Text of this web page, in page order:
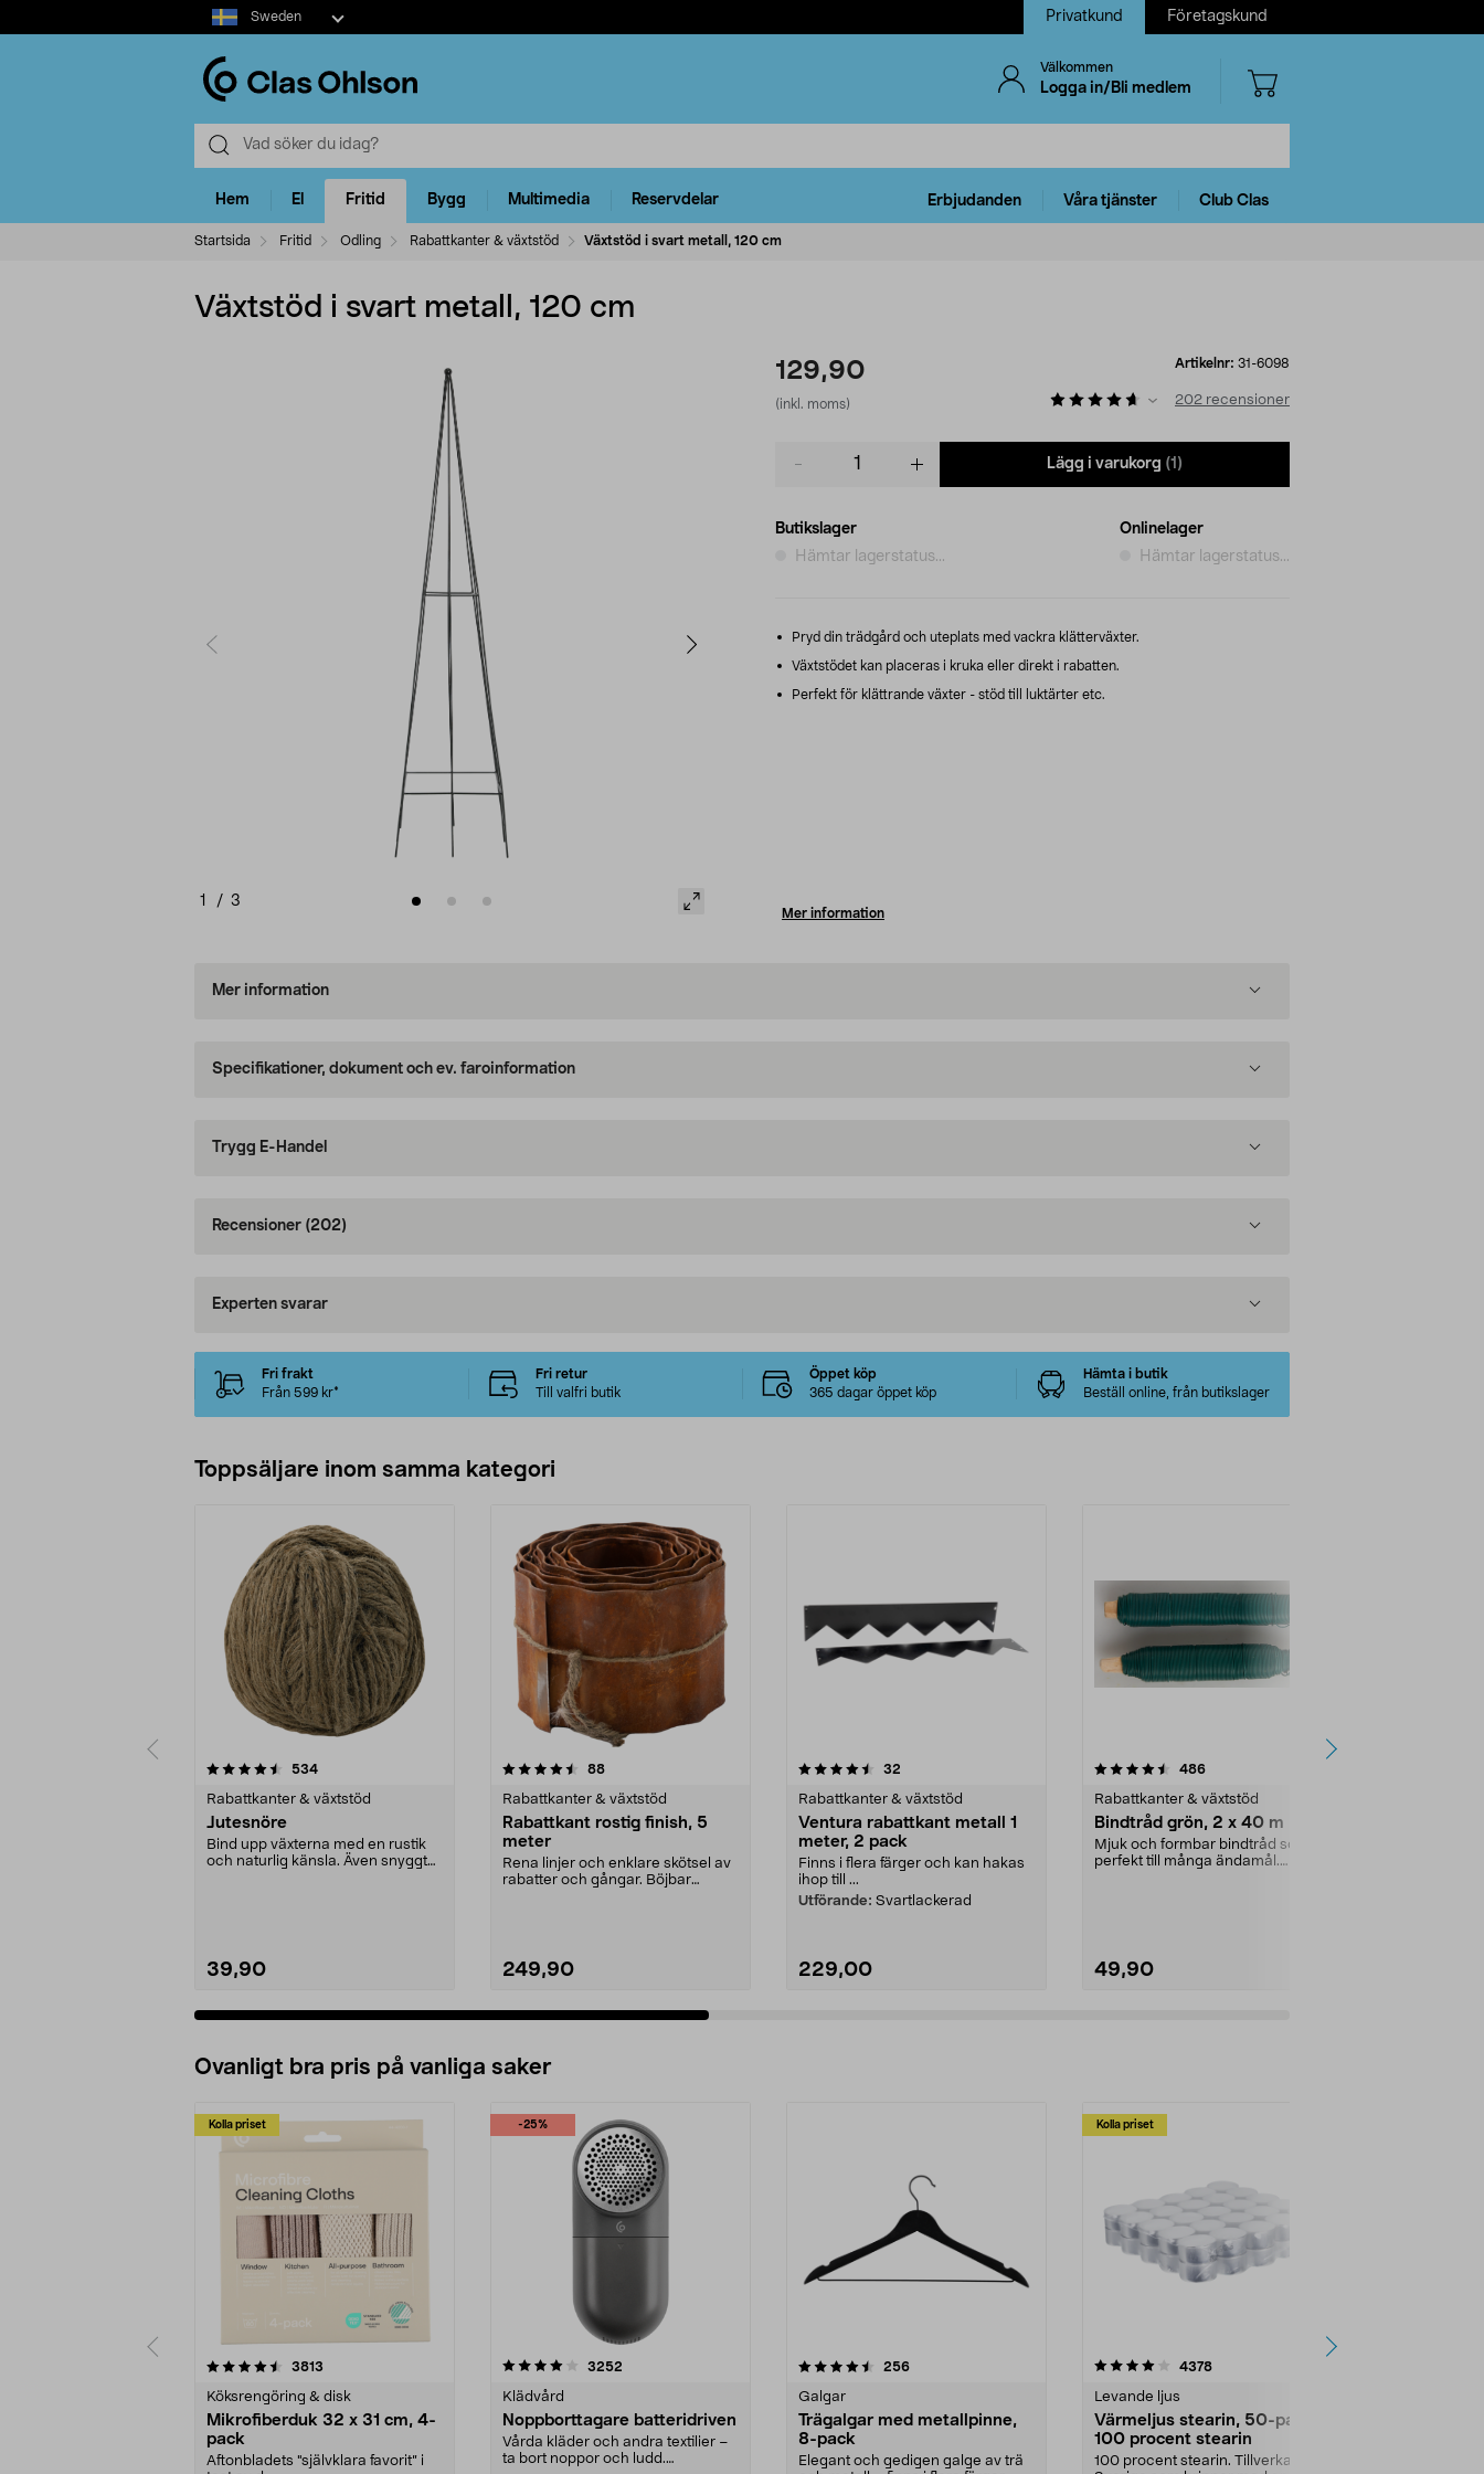
Select
market
Sweden Privatkund Företagskund
Välkommen
Logga in/Bli medlem
Hem El Fritid Bygg Multimedia Reservdelar Erbjudanden Våra tjänster Club Clas
Startsida Fritid Odling Rabattkanter & växtstöd Växtstöd i svart metall, 120 cm
Växtstöd i svart metall, 120 cm
1 / 3
129,90
(inkl. moms)
Artikelnr: 31-6098
202 recensioner
Lägg i varukorg (1)
Butikslager
Hämtar lagerstatus...
Onlinelager
Hämtar lagerstatus...
Pryd din trädgård och uteplats med vackra klätterväxter.
Växtstödet kan placeras i kruka eller direkt i rabatten.
Perfekt för klättrande växter - stöd till luktärter etc.
Mer information
Mer information
Specifikationer, dokument och ev. faroinformation
Trygg E-Handel
Recensioner (202)
Experten svarar
Fri frakt
Från 599 kr*
Fri retur
Till valfri butik
Öppet köp
365 dagar öppet köp
Hämta i butik
Beställ online, från butikslager
Toppsäljare inom samma kategori
534recensioner
Rabattkanter & växtstöd
Jutesnöre
Bind upp växterna med en rustik
och naturlig känsla. Även snyggt
39,90
4.5 av 5 stjärnor 88recensioner
Rabattkanter & växtstöd
Rabattkant rostig finish, 5
meter
Rena linjer och enklare skötsel av
rabatter och gångar. Böjbar
249,90
4.5 av 5 stjärnor 32
Rabattkanter & växtstöd
Ventura rabattkant metall 1
meter, 2 pack
Finns i flera färger och kan hakas
ihop till ...
Utförande: Svartlackerad
229,00
4.5 av 5 stjärnor 486recensioner
Rabattkanter & växtstöd
Bindtråd grön, 2 x 40 m
Mjuk och formbar bindtråd som är
perfekt till många ändamål.
49,90
4.5 av 5 stjärnor
Ovanligt bra pris på vanliga saker
Kolla priset
3813
Köksrengöring & disk
Mikrofiberduk 32 x 31 cm, 4-
pack
Aftonbladets "självklara favorit” i
-25%
4.0av 5 stjärnor 3252
Klädvård
Noppborttagare batteridriven
Vårda kläder och andra textilier –
ta bort noppor och ludd.
4.5av 5 stjärnor 256recensioner
Galgar
Trägalgar med metallpinne,
8-pack
Elegant och gedigen galge av trä
Kolla priset
4.0av 5 stjärnor 4378recensioner
Levande ljus
Värmeljus stearin, 50-pack,
100 procent stearin
100 procent stearin. Tillverkade i
4.5av 5 stjärnor